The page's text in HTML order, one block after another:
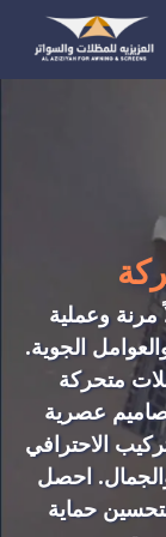
مرنة وعملية
الجوية.
متحركة
عصرية
الاحترافي
احصل
حماية